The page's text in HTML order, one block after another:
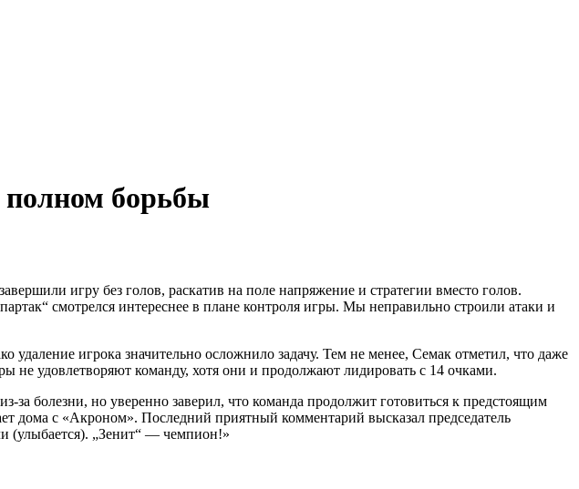
Валерьевна info@gosrf.ru +7 (495) 920-51-49
полном борьбы
игру без голов, раскатив на поле напряжение и стратегии вместо голов.
смотрелся интереснее в плане контроля игры. Мы неправильно строили атаки и
игрока значительно осложнило задачу. Тем не менее, Семак отметил, что даже
не удовлетворяют команду, хотя они и продолжают лидировать с 14 очками.
болезни, но уверенно заверил, что команда продолжит готовиться к предстоящим
дома с «Акроном». Последний приятный комментарий высказал председатель
(улыбается). „Зенит“ — чемпион!»